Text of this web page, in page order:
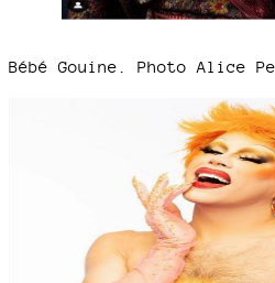
Bébé Gouine. Photo Alice